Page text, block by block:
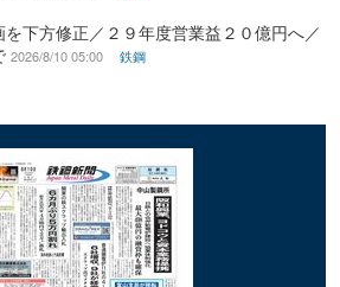
下方修正／２９年度営業益２０億円へ／
2026/8/10 05:00 鉄鋼